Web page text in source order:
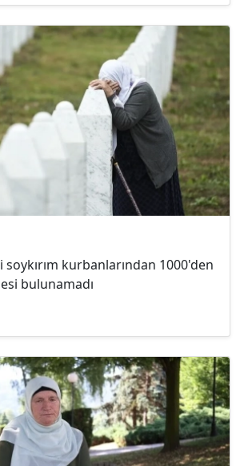
kurbanlarından 1000'den
bulunamadı